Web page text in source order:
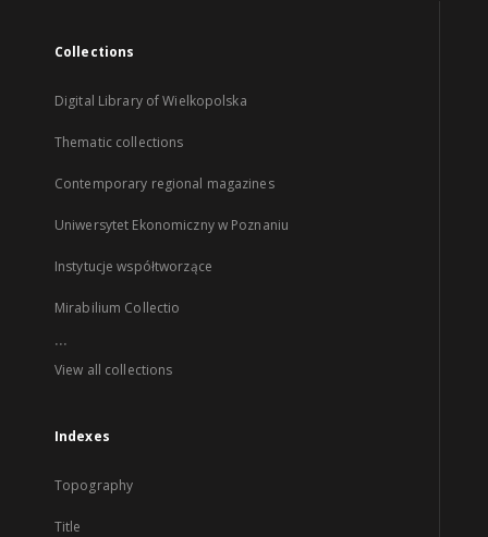
Collections
Digital Library of Wielkopolska
Thematic collections
Contemporary regional magazines
Uniwersytet Ekonomiczny w Poznaniu
Instytucje współtworzące
Mirabilium Collectio
...
View all collections
Indexes
Topography
Title